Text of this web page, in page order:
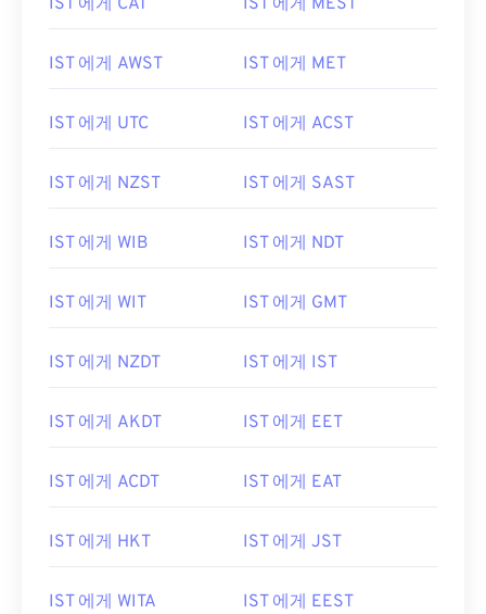
IST 에게 CAT IST 에게 MEST
IST 에게 AWST IST 에게 MET
IST 에게 UTC IST 에게 ACST
IST 에게 NZST IST 에게 SAST
IST 에게 WIB IST 에게 NDT
IST 에게 WIT IST 에게 GMT
IST 에게 NZDT IST 에게 IST
IST 에게 AKDT IST 에게 EET
IST 에게 ACDT IST 에게 EAT
IST 에게 HKT IST 에게 JST
IST 에게 WITA IST 에게 EEST